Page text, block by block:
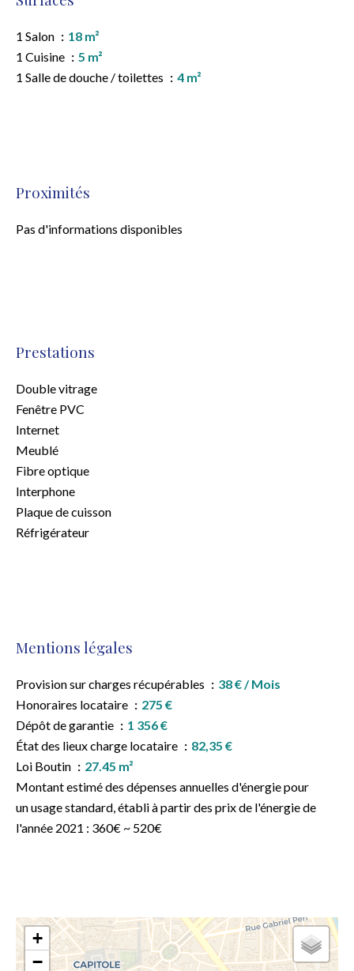
1 Salon
18 m²
1 Cuisine
5 m²
1 Salle de douche / toilettes
4 m²
Proximités
Pas d'informations disponibles
Prestations
Double vitrage
Fenêtre PVC
Internet
Meublé
Fibre optique
Interphone
Plaque de cuisson
Réfrigérateur
Mentions légales
Provision sur charges récupérables
38 € / Mois
Honoraires locataire
275 €
Dépôt de garantie
1 356 €
État des lieux charge locataire
82,35 €
Loi Boutin
27.45 m²
Montant estimé des dépenses annuelles d'énergie pour
un usage standard, établi à partir des prix de l'énergie de
l'année 2021 : 360€ ~ 520€
+
−